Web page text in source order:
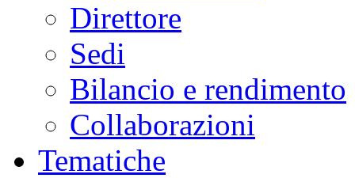
Direttore
Sedi
Bilancio e rendimento
Collaborazioni
Tematiche